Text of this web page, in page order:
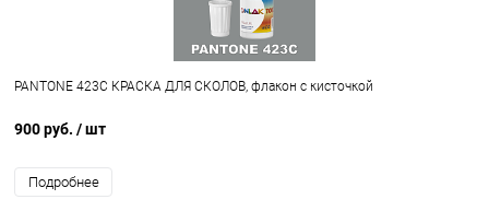
PANTONE 423C КРАСКА ДЛЯ СКОЛОВ, флакон с кисточкой
900 руб. / шт
Подробнее